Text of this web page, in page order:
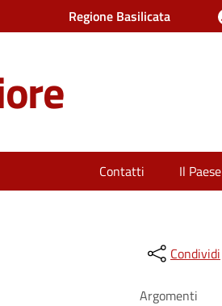
Regione Basilicata
Contatti Il Paese
Condividi
Argomenti